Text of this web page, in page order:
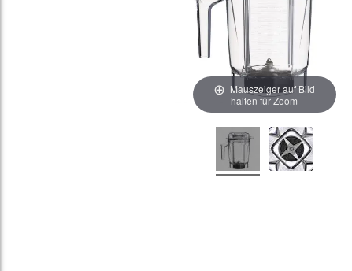
Mauszeiger auf Bild
halten für Zoom